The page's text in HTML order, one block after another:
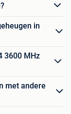
in
3600 MHz
met andere